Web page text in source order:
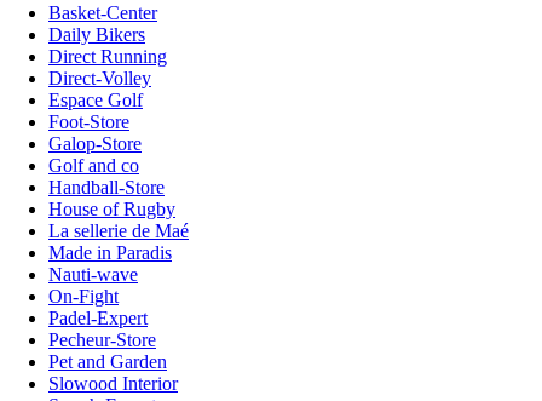
Basket-Center
Daily Bikers
Direct Running
Direct-Volley
Espace Golf
Foot-Store
Galop-Store
Golf and co
Handball-Store
House of Rugby
La sellerie de Maé
Made in Paradis
Nauti-wave
On-Fight
Padel-Expert
Pecheur-Store
Pet and Garden
Slowood Interior